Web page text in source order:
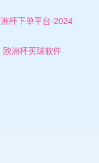
杯下单平台-2024
欧洲杯买球软件